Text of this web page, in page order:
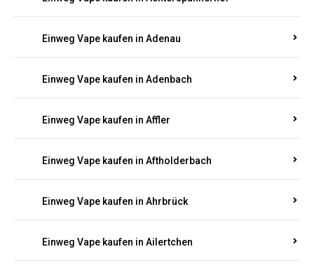
Einweg Vape kaufen in Adenau
Einweg Vape kaufen in Adenbach
Einweg Vape kaufen in Affler
Einweg Vape kaufen in Aftholderbach
Einweg Vape kaufen in Ahrbrück
Einweg Vape kaufen in Ailertchen